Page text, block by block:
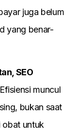
juga belum
yang benar-
SEO
muncul
bukan saat
obat untuk